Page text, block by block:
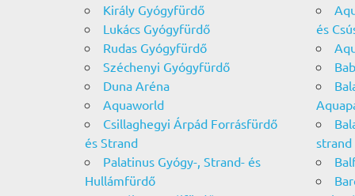
Király Gyógyfürdő
Lukács Gyógyfürdő
Rudas Gyógyfürdő
Széchenyi Gyógyfürdő
Duna Aréna
Aquaworld
Csillaghegyi Árpád Forrásfürdő
és Strand
Palatinus Gyógy-, Strand- és
Hullámfürdő
és
strand